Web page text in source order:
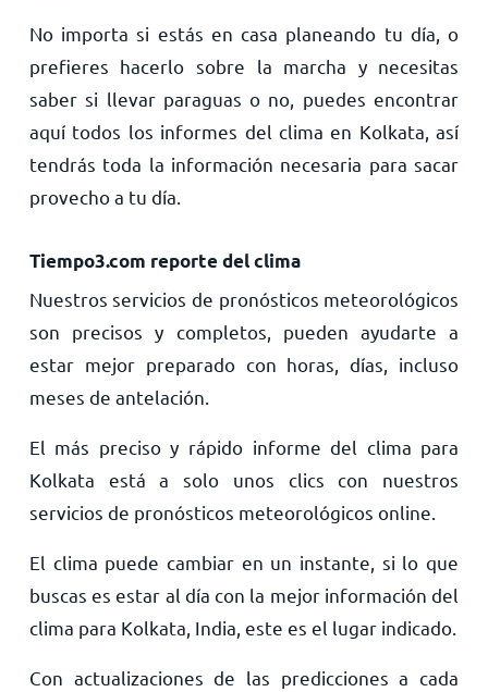
No importa si estás en casa planeando tu día, o
prefieres hacerlo sobre la marcha y necesitas
saber si llevar paraguas o no, puedes encontrar
aquí todos los informes del clima en Kolkata, así
tendrás toda la información necesaria para sacar
provecho a tu día.
Tiempo3.com reporte del clima
Nuestros servicios de pronósticos meteorológicos
son precisos y completos, pueden ayudarte a
estar mejor preparado con horas, días, incluso
meses de antelación.
El más preciso y rápido informe del clima para
Kolkata está a solo unos clics con nuestros
servicios de pronósticos meteorológicos online.
El clima puede cambiar en un instante, si lo que
buscas es estar al día con la mejor información del
clima para Kolkata, India, este es el lugar indicado.
Con actualizaciones de las predicciones a cada